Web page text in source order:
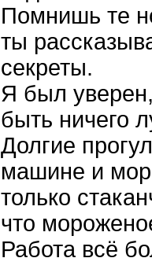
Помнишь те
ты
секреты.
Я был
быть ничего
Долгие
машине и
только
что
Работа всё